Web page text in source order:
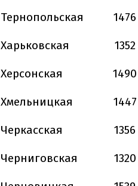
Тернопольская 1476
Харьковская 1352
Херсонская 1490
Хмельницкая 1447
Черкасская 1356
Черниговская 1320